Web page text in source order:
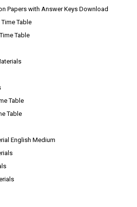
Papers with Answer Keys Download
Table
Table
Table
Table
English Medium